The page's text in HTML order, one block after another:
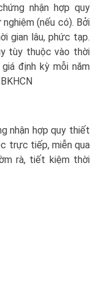
nhận hợp quy
(nếu có). Bởi
gian lâu, phức tạp.
tùy thuộc vào thời
định kỳ mỗi năm
nhận hợp quy thiết
trực tiếp, miễn qua
rà, tiết kiệm thời